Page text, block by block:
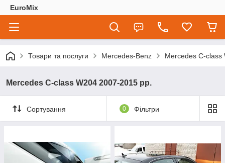
EuroMix
Товари та послуги Mercedes-Benz Mercedes C-
Mercedes C-class W204 2007-2015 рр.
Сортування 0 Фільтри